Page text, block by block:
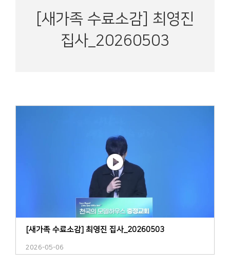
[새가족 수료소감] 최영진
집사_20260503
[새가족 수료소감] 최영진 집사_20260503
2026-05-06